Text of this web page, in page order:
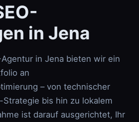
in Jena
in Jena bieten wir ein
an
– von technischer
Strategie bis hin zu lokalem
ist darauf ausgerichtet, Ihr